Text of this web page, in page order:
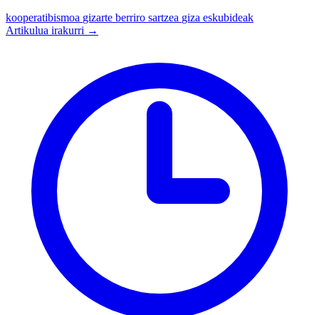
kooperatibismoa gizarte berriro sartzea giza eskubideak
Artikulua irakurri →